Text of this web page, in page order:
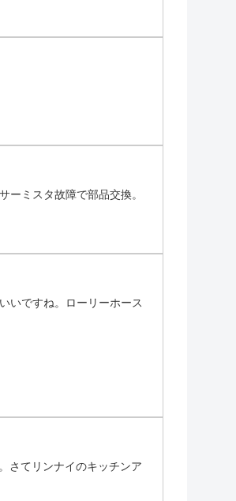
ーミスタ故障で部品交換。
いですね。ローリーホース
さてリンナイのキッチンア